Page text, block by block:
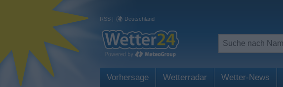
RSS | Deutschland
Vorhersage Wetterradar Wetter-News